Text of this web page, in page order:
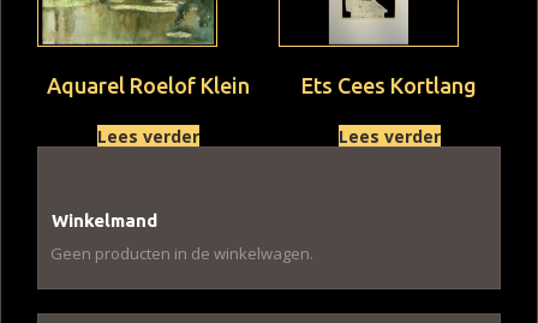
Aquarel Roelof Klein
Lees verder
Ets Cees Kortlang
Lees verder
Winkelmand
Geen producten in de winkelwagen.